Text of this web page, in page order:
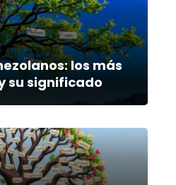
los más
su significado